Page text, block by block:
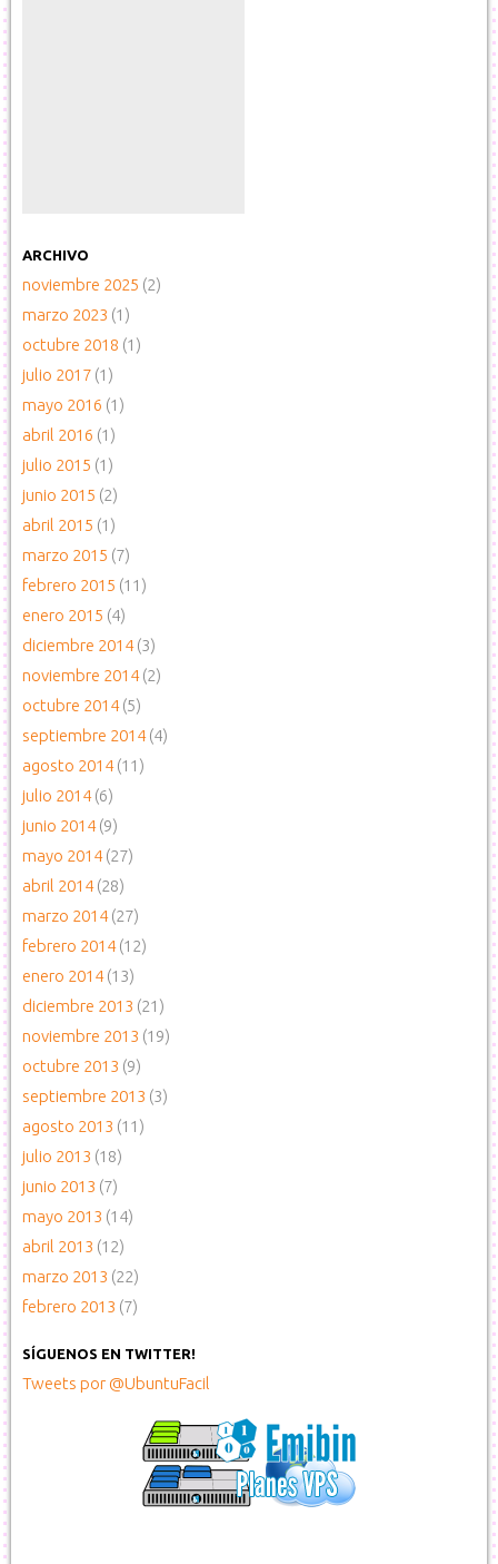
ARCHIVO
noviembre 2025 (2)
marzo 2023 (1)
octubre 2018 (1)
julio 2017 (1)
mayo 2016 (1)
abril 2016 (1)
julio 2015 (1)
junio 2015 (2)
abril 2015 (1)
marzo 2015 (7)
febrero 2015 (11)
enero 2015 (4)
diciembre 2014(3)
noviembre 2014(2)
octubre 2014(5)
septiembre 2014(4)
agosto 2014(11)
julio 2014(6)
junio 2014(9)
mayo 2014(27)
abril 2014(28)
marzo 2014(27)
febrero 2014(12)
enero 2014(13)
diciembre 2013 (21)
noviembre 2013 (19)
octubre 2013 (9)
septiembre 2013 (3)
agosto 2013 (11)
julio 2013 (18)
junio 2013 (7)
mayo 2013 (14)
abril 2013 (12)
marzo 2013 (22)
febrero 2013 (7)
SÍGUENOS EN TWITTER!
Tweets por @UbuntuFacil